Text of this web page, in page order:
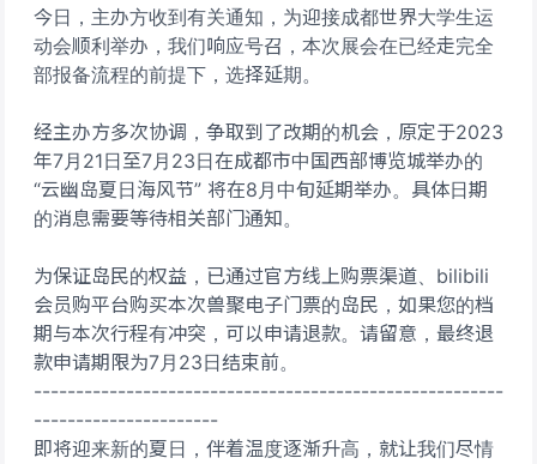
今日，主办方收到有关通知，为迎接成都世界大学生运
动会顺利举办，我们响应号召，本次展会在已经走完全
部报备流程的前提下，选择延期。
经主办方多次协调，争取到了改期的机会，原定于2023
年7月21日至7月23日在成都市中国西部博览城举办的
“云幽岛夏日海风节” 将在8月中旬延期举办。具体日期
的消息需要等待相关部门通知。
为保证岛民的权益，已通过官方线上购票渠道、bilibili
会员购平台购买本次兽聚电子门票的岛民，如果您的档
期与本次行程有冲突，可以申请退款。请留意，最终退
款申请期限为7月23日结束前。
--------------------------------------------------------
----------------------
即将迎来新的夏日，伴着温度逐渐升高，就让我们尽情